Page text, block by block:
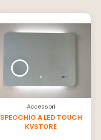
Accessori
SPECCHIO A LED TOUCH
KVSTORE